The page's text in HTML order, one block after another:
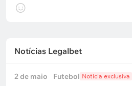
Notícias Legalbet
2 de maio Futebol Notícia exclusiva